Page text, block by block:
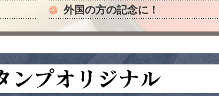
外国の方の記念に！